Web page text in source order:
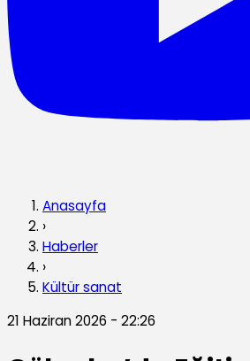
Anasayfa
›
Haberler
›
Kültür sanat
21 Haziran 2026 - 22:26